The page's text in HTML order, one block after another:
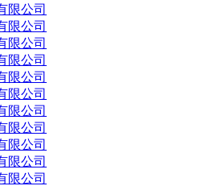
限公司
限公司
限公司
限公司
限公司
限公司
限公司
限公司
限公司
限公司
限公司